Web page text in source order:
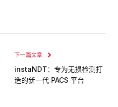
下一篇文章
instaNDT：专为无损检测打
造的新一代 PACS 平台